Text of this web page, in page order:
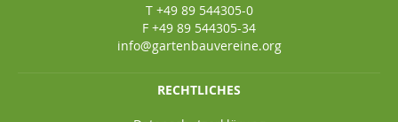
T +49 89 544305-0
F +49 89 544305-34
info@gartenbauvereine.org
RECHTLICHES